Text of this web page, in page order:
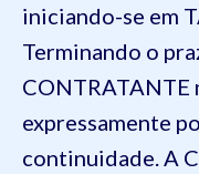
iniciando-se em
Terminando o
CONTRATANTE
expressamente
continuidade. A